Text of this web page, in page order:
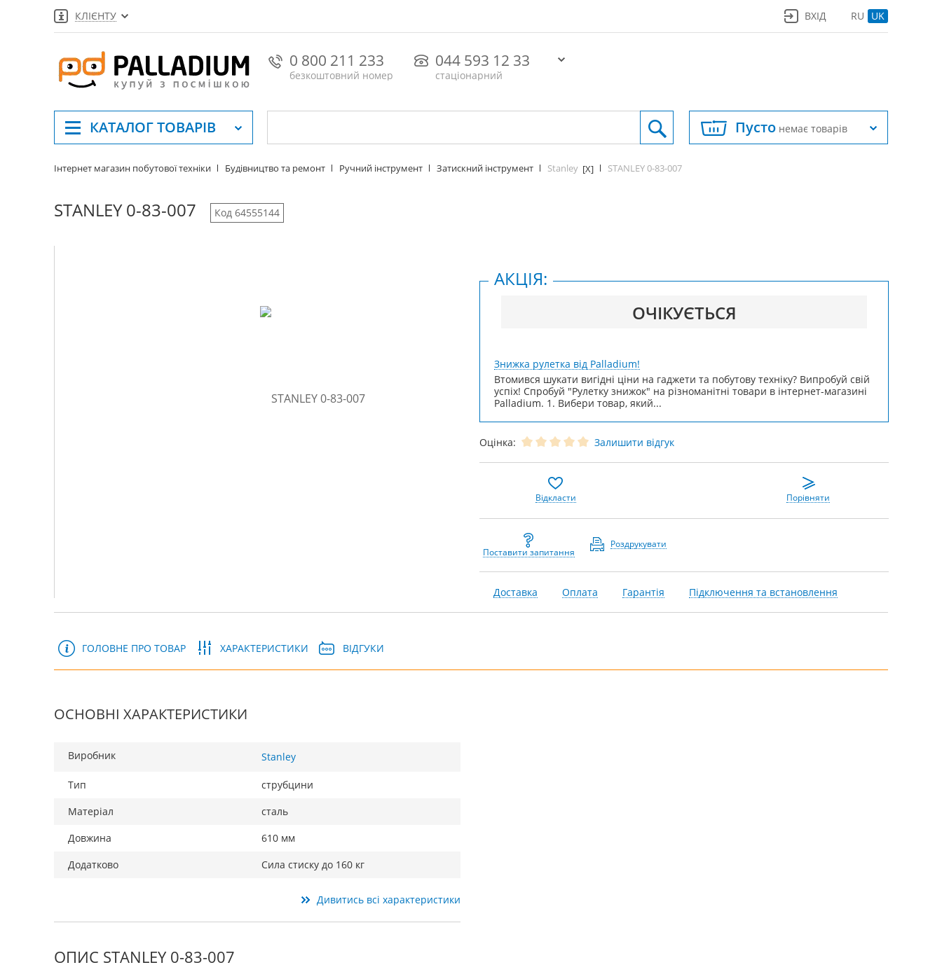
КЛІЄНТУ RU UK
ВХІД
0 800 211 233
безкоштовний номер
044 593 12 33
стаціонарний
КАТАЛОГТОВАРІВ Пусто немає товарів
Інтернет магазин побутової техніки Будівництво та ремонт Ручний інструмент Затискний інструмент Stanley [X] STANLEY 0-83-007
STANLEY 0-83-007 Код 64555144
ОЧІКУЄТЬСЯ
АКЦІЯ:
Знижка рулетка від Palladium!
Втомився шукати вигідні ціни на гаджети та побутову техніку? Випробуй свій
успіх! Спробуй "Рулетку знижок" на різноманітні товари в інтернет-магазині
Palladium. 1. Вибери товар, який...
Оцінка: Залишити відгук
Відкласти Порівняти
Поставити запитання
Роздрукувати
Доставка Оплата Гарантія Підключення та встановлення
ГОЛОВНЕ ПРО ТОВАР ХАРАКТЕРИСТИКИ ВІДГУКИ
ОСНОВНІ ХАРАКТЕРИСТИКИ
Виробник Stanley
Тип
струбцини
Матеріал
сталь
Довжина
610 мм
Додатково
Сила стиску до 160 кг
Дивитись всі характеристики
ОПИС STANLEY 0-83-007